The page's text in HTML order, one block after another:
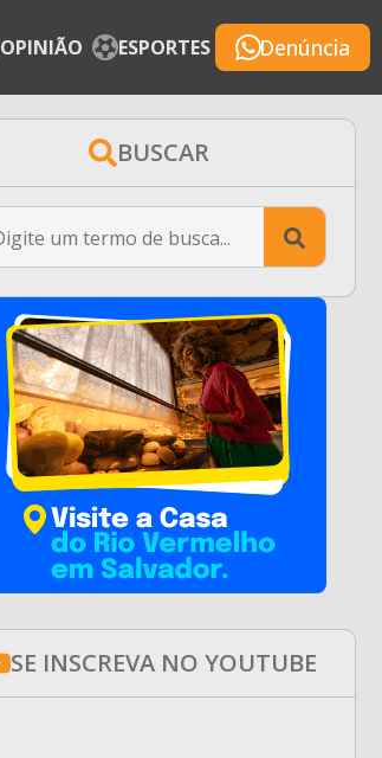
OPINIÃO ESPORTES Denúncia
BUSCAR
for:
SE INSCREVA NO YOUTUBE